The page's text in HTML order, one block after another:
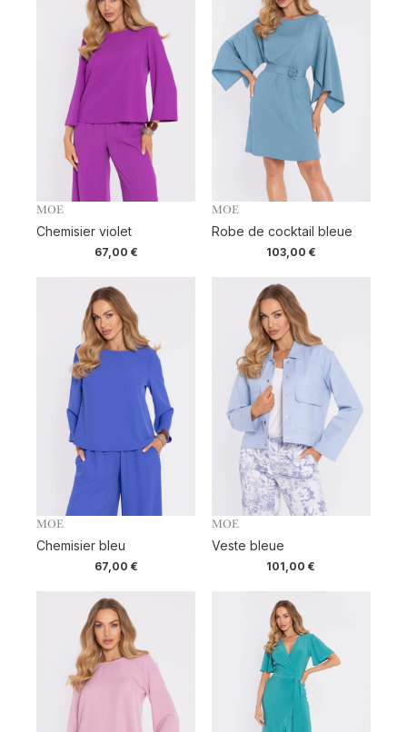
MOE
Chemisier violet
67,00 €
MOE
Robe de cocktail bleue
103,00 €
MOE
Chemisier bleu
67,00 €
MOE
Veste bleue
101,00€